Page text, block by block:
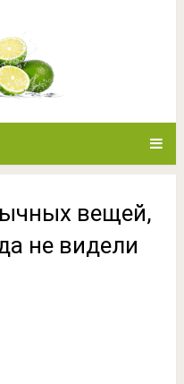
вещей,
не видели